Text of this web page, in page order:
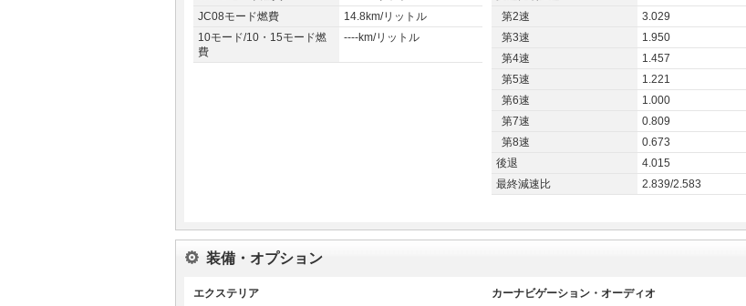
JC08モード燃費
14.8km/リットル
10モード/10・15モード燃
費
----km/リットル
第2速
3.029
第3速
1.950
第4速
1.457
第5速
1.221
第6速
1.000
第7速
0.809
第8速
0.673
後退
4.015
最終減速比
2.839/2.583
装備・オプション
エクステリア
カーナビゲーション・オーディオ